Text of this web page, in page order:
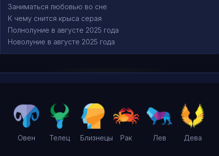
Заниматься любовью во сне
К чему снится крыса серая
Полнолуние в августе 2025 года
Новолуние в августе 2025 года
Овен Телец Близнецы Рак Лев Дева